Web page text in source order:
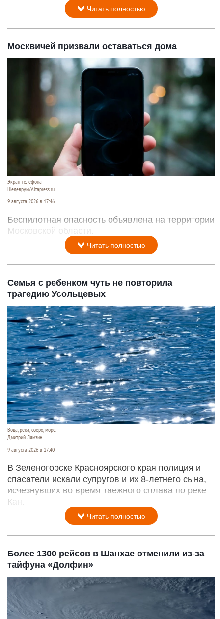
Читать полностью
Москвичей призвали оставаться дома
Экран телефона
Шедеврум/Altapress.ru
9 августа 2026 в 17:46
Беспилотная опасность объявлена на территории
Московской области.
Читать полностью
Семья с ребенком чуть не повторила
трагедию Усольцевых
Вода, река, озеро, море.
Дмитрий Лямзин
9 августа 2026 в 17:40
В Зеленогорске Красноярского края полиция и
спасатели искали супругов и их 8-летнего сына,
исчезнувших во время таежного сплава по реке
Кан.
Читать полностью
Более 1300 рейсов в Шанхае отменили из-за
тайфуна «Долфин»